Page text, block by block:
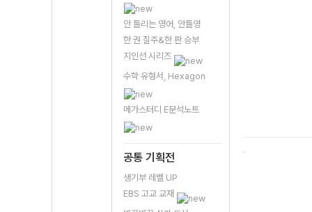
안 틀리는 영어, 안틀영
한 권 질주&한 판 승부
지인선 시리즈
수학 유형서, Hexagon
메가스터디 E분석노트
공통 기획전
생기부 레벨 UP
EBS 고교 교재